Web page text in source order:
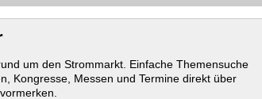
um den Strommarkt. Einfache Themensuche
Kongresse, Messen und Termine direkt über